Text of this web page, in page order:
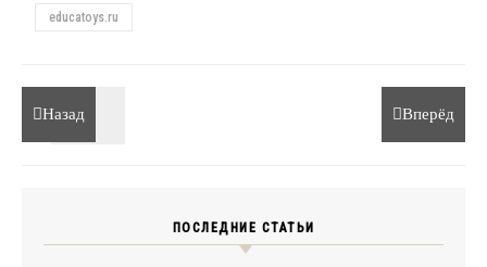
educatoys.ru
Назад Вперёд
ПОСЛЕДНИЕ СТАТЬИ